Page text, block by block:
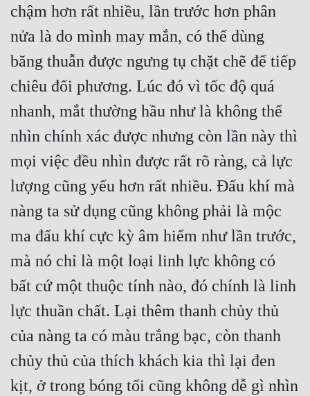
chậm hơn rất nhiều, lần trước hơn phân
nửa là do mình may mắn, có thể dùng
băng thuẫn được ngưng tụ chặt chẽ để tiếp
chiêu đối phương. Lúc đó vì tốc độ quá
nhanh, mắt thường hầu như là không thể
nhìn chính xác được nhưng còn lần này thì
mọi việc đều nhìn được rất rõ ràng, cả lực
lượng cũng yếu hơn rất nhiều. Đấu khí mà
nàng ta sử dụng cũng không phải là mộc
ma đấu khí cực kỳ âm hiểm như lần trước,
mà nó chỉ là một loại linh lực không có
bất cứ một thuộc tính nào, đó chính là linh
lực thuần chất. Lại thêm thanh chủy thủ
của nàng ta có màu trắng bạc, còn thanh
chủy thủ của thích khách kia thì lại đen
kịt, ở trong bóng tối cũng không dễ gì nhìn